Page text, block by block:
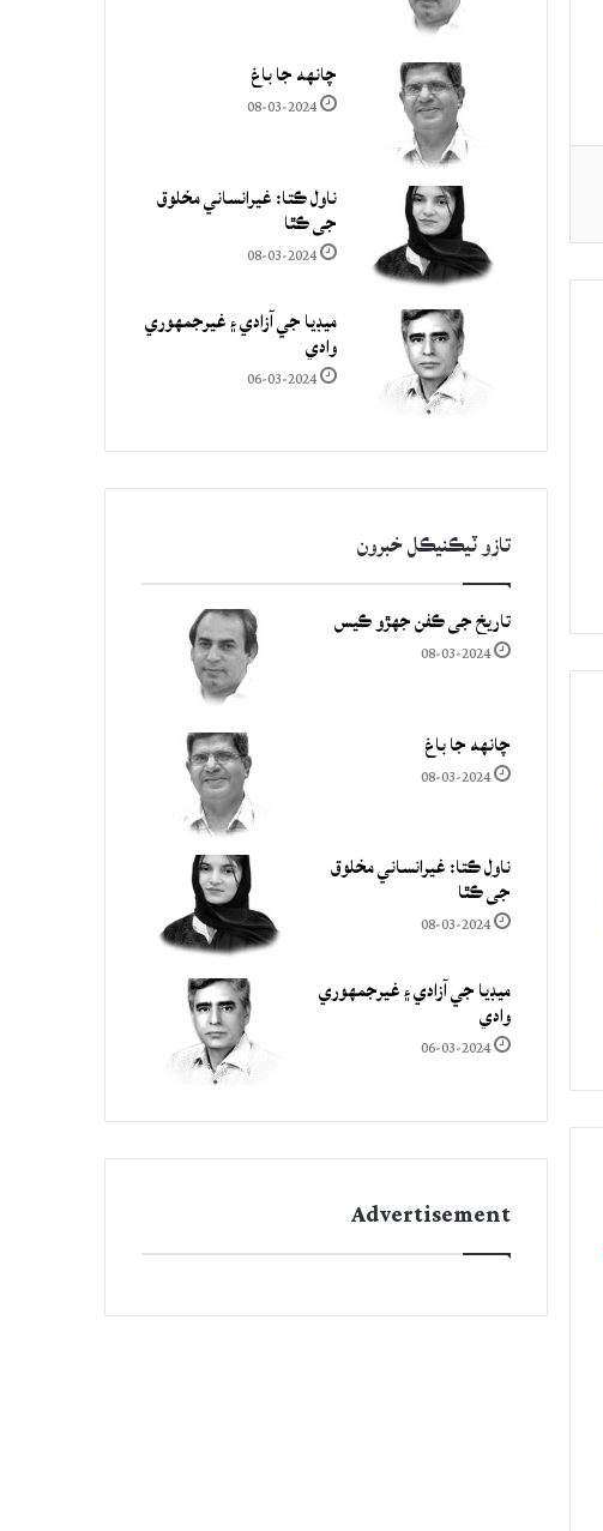
چانهه جا باغ
08-03-2024
ناول ڪتا: غيرانساني مخلوق
جي ڪٿا
08-03-2024
ميڊيا جي آزادي ۽ غيرجمھوري
وادي
06-03-2024
تازو ٽيڪنيڪل خبرون
تاريخ جي ڪفن جھڙو ڪيس
08-03-2024
چانهه جا باغ
08-03-2024
ناول ڪتا: غيرانساني مخلوق
جي ڪٿا
08-03-2024
ميڊيا جي آزادي ۽ غيرجمھوري
وادي
06-03-2024
Advertisement